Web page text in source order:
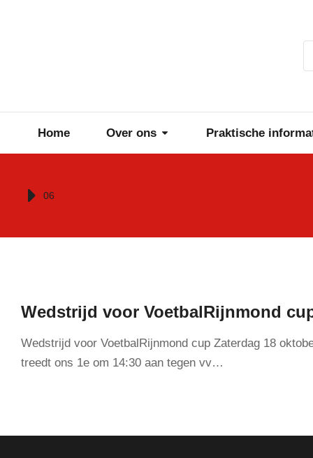
Home Over ons Praktische
Je bent hier:
06
Wedstrijd voor VoetbalRijnmond
Wedstrijd voor VoetbalRijnmond cup Zaterdag 18
treedt ons 1e om 14:30 aan tegen vv…